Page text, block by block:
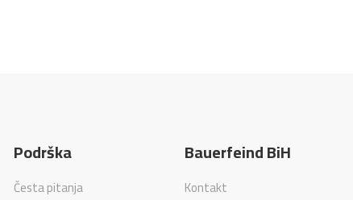
Podrška
Česta pitanja
Bauerfeind BiH
Kontakt